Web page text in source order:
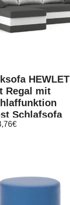
HEWLET
Regal mit
Schlafsofa
Bettkasten!
€